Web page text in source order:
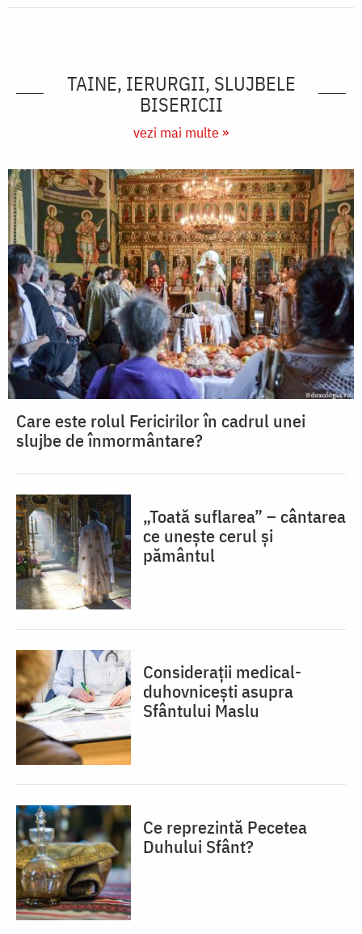
TAINE, IERURGII, SLUJBELE
BISERICII
vezi mai multe »
Care este rolul Fericirilor în cadrul unei
slujbe de înmormântare?
„Toată suflarea” – cântarea
ce unește cerul și
pământul
Considerații medical-
duhovnicești asupra
Sfântului Maslu
Ce reprezintă Pecetea
Duhului Sfânt?